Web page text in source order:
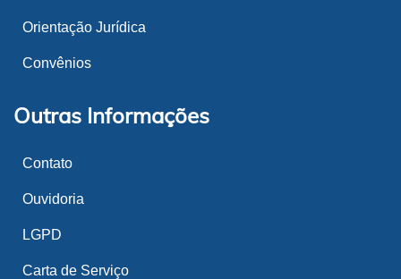
Orientação Jurídica
Convênios
Outras Informações
Contato
Ouvidoria
LGPD
Carta de Serviço